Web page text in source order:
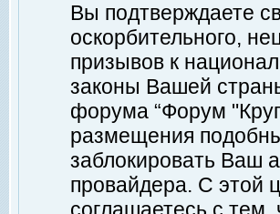
Вы подтверждаете
оскорбительного,
призывов к
законы Вашей
форума “Форум
размещения
заблокировать Ваш
провайдера. С этой